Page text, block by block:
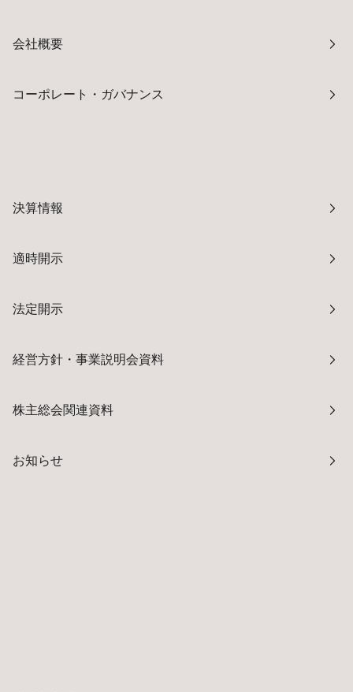
会社概要
コーポレート・ガバナンス
決算情報
適時開示
法定開示
経営方針・事業説明会資料
株主総会関連資料
お知らせ